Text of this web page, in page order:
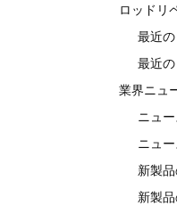
ロッドリ
最近
最近
業界ニュ
ニュ
ニュ
新製
新製